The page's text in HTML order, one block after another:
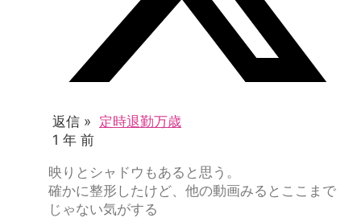
返信 » 定時退勤万歳
1 年 前
映りとシャドウもあると思う。
確かに整形したけど、他の動画みるとここまで
じゃない気がする